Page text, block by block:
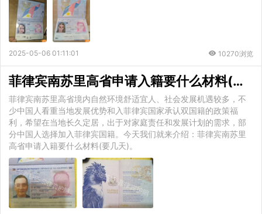
2025-05-06 01:11:01 10270浏览
菲律宾南苏里高省申请入籍要什么材料(要几天)
菲律宾南苏里高省境内自然环境舒适宜人、社会发展机遇较多，不
少中国人看重当地发展优势和入菲律宾国家承认双国籍的政策福
利，希望在当地长久定居，出于对家庭责任和发展计划的需求，部
分中国人选择加入菲律宾国籍。今天我们就来介绍：菲律宾南苏里
高省申请入籍要什么材料(要几天)。